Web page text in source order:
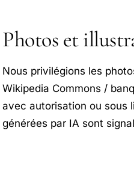
Photos et
Nous privilégions les
Wikipedia Commons /
avec autorisation ou sous
générées par IA sont